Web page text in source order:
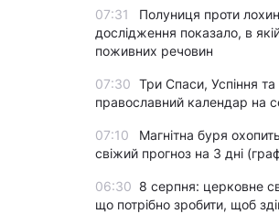
07:31
Полуниця проти
дослідження показало, в
поживних речовин
07:30 Три Спаси, Успіння та
православний календар на
07:10
Магнітна буря
свіжий прогноз на 3 дні
06:30 8 серпня: церковне
що потрібно зробити, щоб